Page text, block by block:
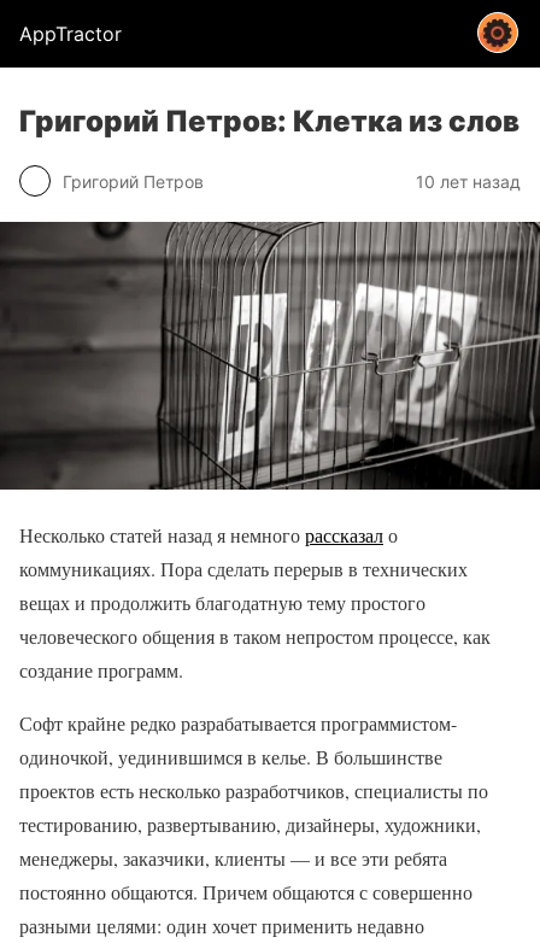
AppTractor
Григорий Петров: Клетка из слов
Григорий Петров 10 лет назад
Несколько статей назад я немногорассказало
коммуникациях. Пора сделать перерыв в технических
вещах и продолжить благодатную тему простого
человеческого общения в таком непростом процессе, как
создание программ.
Софт крайне редко разрабатывается программистом-
одиночкой, уединившимся в келье. В большинстве
проектов есть несколько разработчиков, специалисты по
тестированию, развертыванию, дизайнеры, художники,
менеджеры, заказчики, клиенты — и все эти ребята
постоянно общаются. Причем общаются с совершенно
разными целями: один хочет применить недавно